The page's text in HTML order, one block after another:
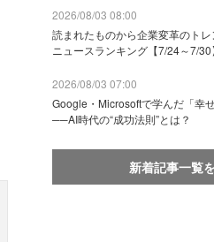
2026/08/03 08:00
読まれたものから企業変革のト
ニュースランキング【7/24～7/30
2026/08/03 07:00
Google・Microsoftで学んだ「幸
──AI時代の“成功法則”とは？
新着記事一覧